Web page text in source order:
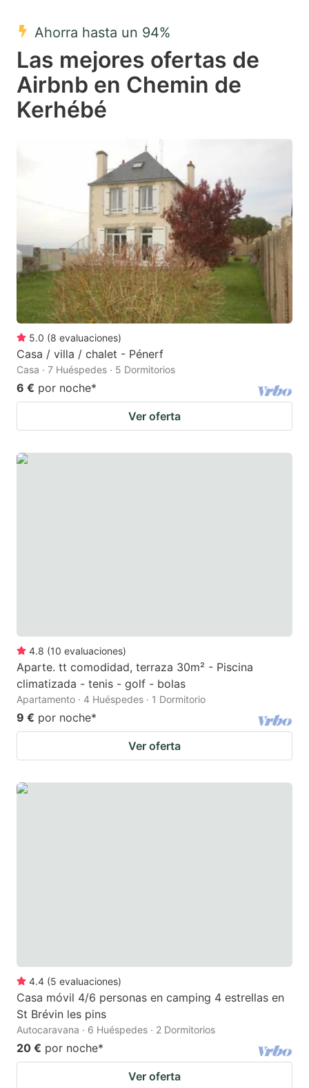
key
to
get
the
keyboard
changing
to
get
for
changing
dates.
Ahorra hasta un 94%
Las mejores ofertas de
Airbnb en Chemin de
Kerhébé
5.0 (8 evaluaciones)
Casa / villa / chalet - Pénerf
Casa · 7 Huéspedes · 5 Dormitorios
6 € por noche*
Ver oferta
4.8 (10 evaluaciones)
Aparte. tt comodidad, terraza 30m² - Piscina
climatizada - tenis - golf - bolas
Apartamento · 4 Huéspedes · 1 Dormitorio
9 € por noche*
Ver oferta
4.4 (5 evaluaciones)
Casa móvil 4/6 personas en camping 4 estrellas en
St Brévin les pins
Autocaravana · 6 Huéspedes · 2 Dormitorios
20 € por noche*
Ver oferta